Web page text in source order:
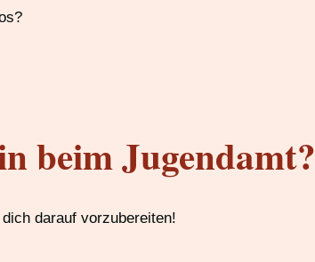
beim Jugendamt?
darauf vorzubereiten!